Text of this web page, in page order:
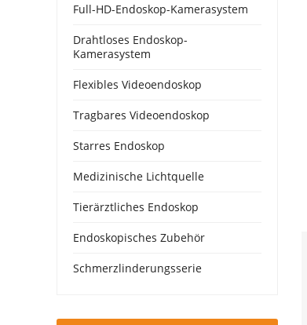
Full-HD-Endoskop-Kamerasystem
Drahtloses Endoskop-
Kamerasystem
Flexibles Videoendoskop
Tragbares Videoendoskop
Starres Endoskop
Medizinische Lichtquelle
Tierärztliches Endoskop
Endoskopisches Zubehör
Schmerzlinderungsserie